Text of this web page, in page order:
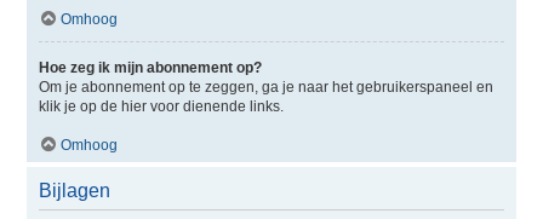
Omhoog
Hoe zeg ik mijn abonnement op?
Om je abonnement op te zeggen, ga je naar het gebruikerspaneel en
klik je op de hier voor dienende links.
Omhoog
Bijlagen